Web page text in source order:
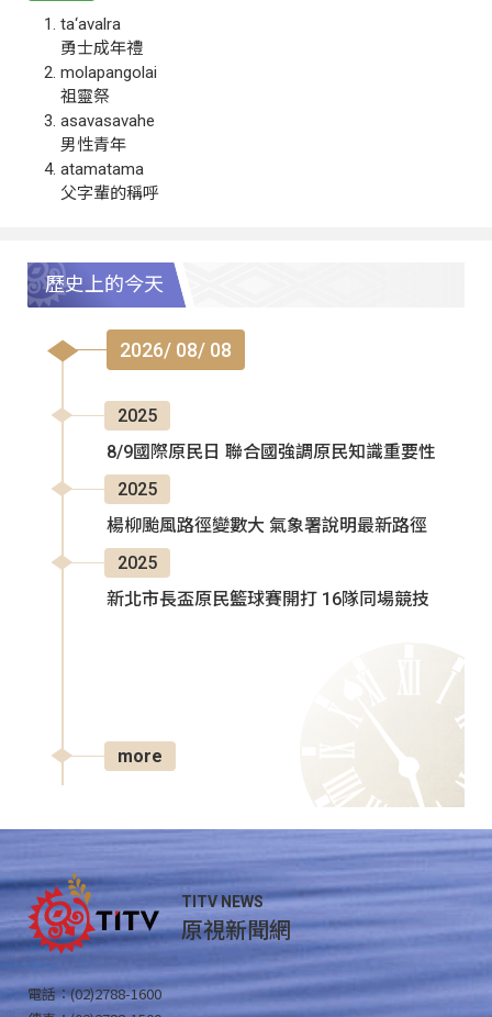
ta‘avalra
勇士成年禮
molapangolai
祖靈祭
asavasavahe
男性青年
atamatama
父字輩的稱呼
歷史上的今天
2026/ 08/ 08
2025
8/9國際原民日 聯合國強調原民知識重要性
2025
楊柳颱風路徑變數大 氣象署說明最新路徑
2025
新北市長盃原民籃球賽開打 16隊同場競技
more
TITV NEWS
原視新聞網
電話：(02)2788-1600